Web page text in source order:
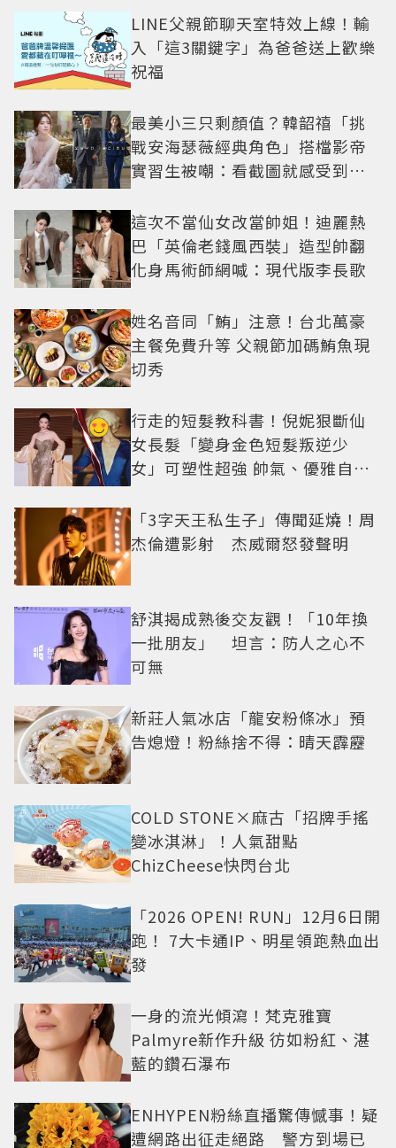
LINE父親節聊天室特效上線！輸
入「這3關鍵字」為爸爸送上歡樂
祝福
最美小三只剩顏值？韓韶禧「挑
戰安海瑟薇經典角色」搭檔影帝
實習生被嘲：看截圖就感受到演
這次不當仙女改當帥姐！迪麗熱
巴「英倫老錢風西裝」造型帥翻
化身馬術師網喊：現代版李長歌
姓名音同「鮪」注意！台北萬豪
主餐免費升等 父親節加碼鮪魚現
切秀
行走的短髮教科書！倪妮狠斷仙
女長髮「變身金色短髮叛逆少
女」可塑性超強 帥氣、優雅自由
「3字天王私生子」傳聞延燒！周
杰倫遭影射 杰威爾怒發聲明
舒淇揭成熟後交友觀！「10年換
一批朋友」 坦言：防人之心不
可無
新莊人氣冰店「龍安粉條冰」預
告熄燈！粉絲捨不得：晴天霹靂
COLD STONE×麻古「招牌手搖
變冰淇淋」！人氣甜點
ChizCheese快閃台北
「2026 OPEN! RUN」12月6日開
跑！ 7大卡通IP、明星領跑熱血出
發
一身的流光傾瀉！梵克雅寶
Palmyre新作升級 彷如粉紅、湛
藍的鑽石瀑布
ENHYPEN粉絲直播驚傳憾事！疑
遭網路出征走絕路 警方到場已